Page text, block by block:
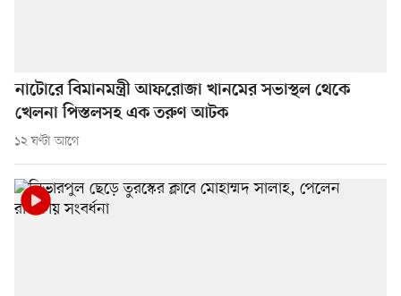
নাটোরে বিমানমন্ত্রী আফরোজা খানমের সভাস্থল থেকে
খেলনা পিস্তলসহ এক তরুণ আটক
১২ ঘণ্টা আগে